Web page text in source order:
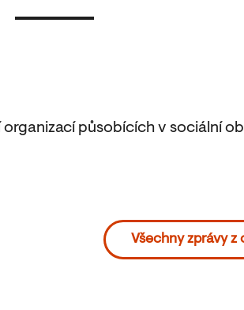
organizací působících v sociální
Všechny zprávy z